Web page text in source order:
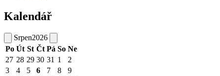
Kalendář
Srpen2026
Po Út St Čt Pá So Ne
27 28 29 30 31 1
2
3
4 5 6 7 8
9